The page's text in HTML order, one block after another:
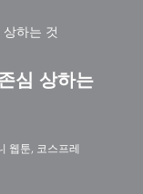
하는 것
심 상하는
웹툰, 코스프레